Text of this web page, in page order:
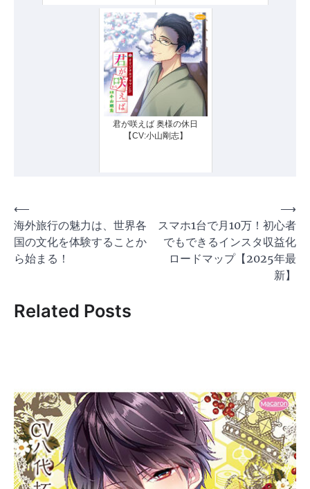
君が咲えば 奥様の休日
【CV:小山剛志】
投
稿
ナ
ー
⟵
海外旅行の魅力は、世界各
国の文化を体験することか
ら始まる！
スマホ1台で月10万！初心者
でもできるインスタ収益化
ロードマップ【2025年最
新】
⟶
Related Posts